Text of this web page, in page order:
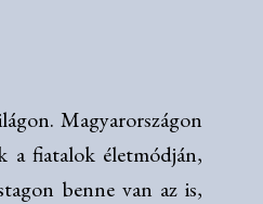
Magyarországon
a fiatalok életmódján,
benne van az is,